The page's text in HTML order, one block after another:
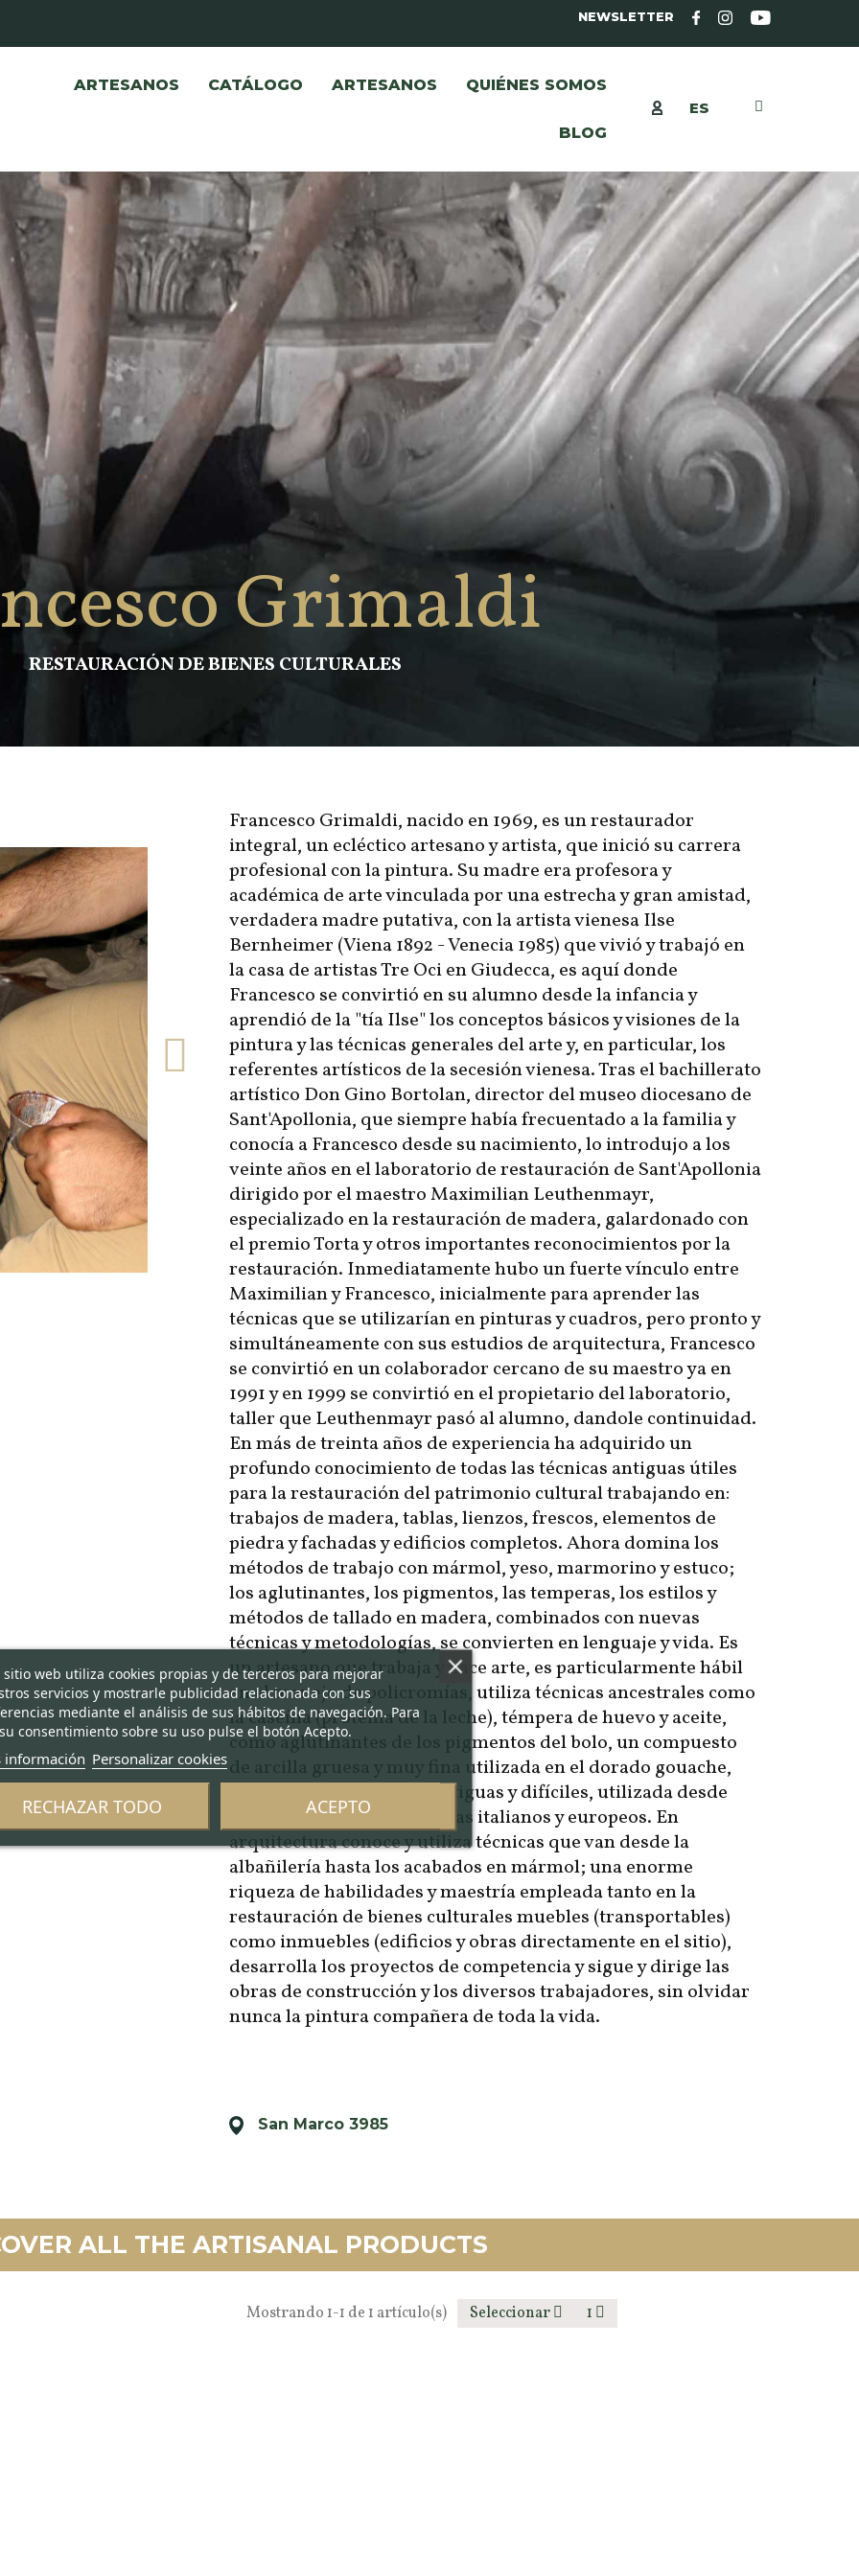
NEWSLETTER
ARTESANOS CATÁLOGO ARTESANOS QUIÉNES SOMOS
BLOG
ES
Grimaldi
RESTAURACIÓN DE BIENES CULTURALES
Francesco Grimaldi, nacido en 1969, es un restaurador
integral, un ecléctico artesano y artista, que inició su carrera
profesional con la pintura. Su madre era profesora y
académica de arte vinculada por una estrecha y gran amistad,
verdadera madre putativa, con la artista vienesa Ilse
Bernheimer (Viena 1892 - Venecia 1985) que vivió y trabajó en
la casa de artistas Tre Oci en Giudecca, es aquí donde
Francesco se convirtió en su alumno desde la infancia y
aprendió de la "tía Ilse" los conceptos básicos y visiones de la
pintura y las técnicas generales del arte y, en particular, los
referentes artísticos de la secesión vienesa. Tras el bachillerato
artístico Don Gino Bortolan, director del museo diocesano de
Sant'Apollonia, que siempre había frecuentado a la familia y
conocía a Francesco desde su nacimiento, lo introdujo a los
veinte años en el laboratorio de restauración de Sant'Apollonia
dirigido por el maestro Maximilian Leuthenmayr,
especializado en la restauración de madera, galardonado con
el premio Torta y otros importantes reconocimientos por la
restauración. Inmediatamente hubo un fuerte vínculo entre
Maximilian y Francesco, inicialmente para aprender las
técnicas que se utilizarían en pinturas y cuadros, pero pronto y
simultáneamente con sus estudios de arquitectura, Francesco
se convirtió en un colaborador cercano de su maestro ya en
1991 y en 1999 se convirtió en el propietario del laboratorio,
taller que Leuthenmayr pasó al alumno, dandole continuidad.
En más de treinta años de experiencia ha adquirido un
profundo conocimiento de todas las técnicas antiguas útiles
para la restauración del patrimonio cultural trabajando en:
trabajos de madera, tablas, lienzos, frescos, elementos de
piedra y fachadas y edificios completos. Ahora domina los
métodos de trabajo con mármol, yeso, marmorino y estuco;
los aglutinantes, los pigmentos, las temperas, los estilos y
métodos de tallado en madera, combinados con nuevas
técnicas y metodologías, se convierten en lenguaje y vida. Es
un artesano que trabaja y hace arte, es particularmente hábil
en el manejo de policromías, utiliza técnicas ancestrales como
la caseína (proteína de la leche), témpera de huevo y aceite,
como aglutinantes de los pigmentos del bolo, un compuesto
de arcilla gruesa y muy fina utilizada en el dorado gouache,
una de las técnicas más antiguas y difíciles, utilizada desde
1200 por los grandes artistas italianos y europeos. En
arquitectura conoce y utiliza técnicas que van desde la
albañilería hasta los acabados en mármol; una enorme
riqueza de habilidades y maestría empleada tanto en la
restauración de bienes culturales muebles (transportables)
como inmuebles (edificios y obras directamente en el sitio),
desarrolla los proyectos de competencia y sigue y dirige las
obras de construcción y los diversos trabajadores, sin olvidar
nunca la pintura compañera de toda la vida.
San Marco 3985
ALL THE ARTISANAL PRODUCTS
Mostrando 1-1 de 1 artículo(s) Seleccionar 1
sitio web utiliza cookies propias y de terceros para mejorar
servicios y mostrarle publicidad relacionada con sus
mediante el análisis de sus hábitos de navegación. Para
consentimiento sobre su uso pulse el botón Acepto.
información Personalizar cookies
RECHAZAR TODO ACEPTO